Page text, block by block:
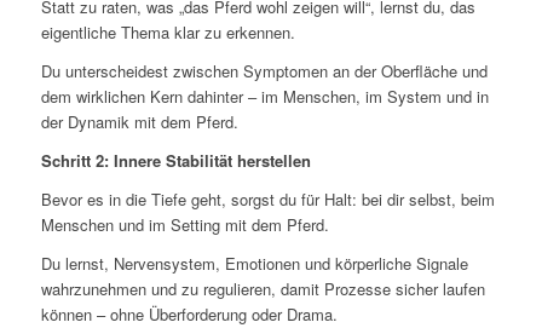
Statt zu raten, was „das Pferd wohl zeigen will“, lernst du, das
eigentliche Thema klar zu erkennen.
Du unterscheidest zwischen Symptomen an der Oberfläche und
dem wirklichen Kern dahinter – im Menschen, im System und in
der Dynamik mit dem Pferd.
Schritt 2: Innere Stabilität herstellen
Bevor es in die Tiefe geht, sorgst du für Halt: bei dir selbst, beim
Menschen und im Setting mit dem Pferd.
Du lernst, Nervensystem, Emotionen und körperliche Signale
wahrzunehmen und zu regulieren, damit Prozesse sicher laufen
können – ohne Überforderung oder Drama.